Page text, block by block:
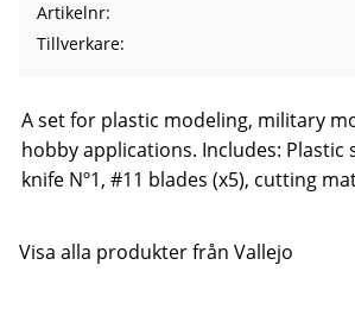
Artikelnr
Tillverkare
A set for plastic modeling, military
hobby applications. Includes: Plastic
knife Nº1, #11 blades (x5), cutting
Visa alla produkter från Vallejo